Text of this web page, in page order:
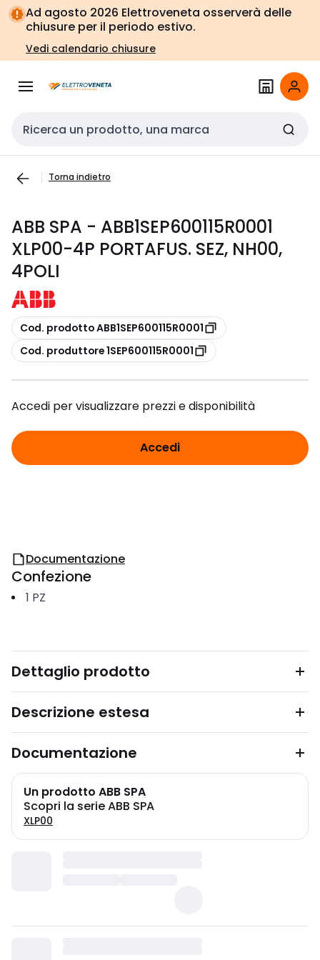
Vai alla
navigazione
Vai
alla
pagina
Ad agosto 2026 Elettroveneta osserverà delle
chiusure per il periodo estivo.
Vedi calendario chiusure
Cerca input
Torna indietro
ABB SPA - ABB1SEP600115R0001
XLP00-4P PORTAFUS. SEZ, NH00,
4POLI
copia
Cod. prodotto ABB1SEP600115R0001
copia
Cod. produttore 1SEP600115R0001
Accedi per visualizzare prezzi e disponibilità
Accedi
Documentazione
Confezione
1 PZ
Dettaglio prodotto
Descrizione estesa
Documentazione
Un prodotto ABB SPA
Scopri la serie ABB SPA
XLP00